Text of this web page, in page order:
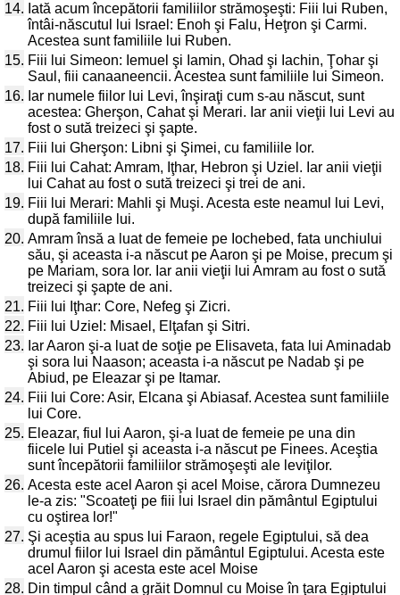
14. Iată acum începătorii familiilor strămoşeşti: Fiii lui Ruben,
întâi-născutul lui Israel: Enoh şi Falu, Heţron şi Carmi.
Acestea sunt familiile lui Ruben.
15. Fiii lui Simeon: Iemuel şi Iamin, Ohad şi Iachin, Ţohar şi
Saul, fiii canaaneencii. Acestea sunt familiile lui Simeon.
16. Iar numele fiilor lui Levi, înşiraţi cum s-au născut, sunt
acestea: Gherşon, Cahat şi Merari. Iar anii vieţii lui Levi au
fost o sută treizeci şi şapte.
17. Fiii lui Gherşon: Libni şi Şimei, cu familiile lor.
18. Fiii lui Cahat: Amram, Iţhar, Hebron şi Uziel. Iar anii vieţii
lui Cahat au fost o sută treizeci şi trei de ani.
19. Fiii lui Merari: Mahli şi Muşi. Acesta este neamul lui Levi,
după familiile lui.
20. Amram însă a luat de femeie pe Iochebed, fata unchiului
său, şi aceasta i-a născut pe Aaron şi pe Moise, precum şi
pe Mariam, sora lor. Iar anii vieţii lui Amram au fost o sută
treizeci şi şapte de ani.
21. Fiii lui Iţhar: Core, Nefeg şi Zicri.
22. Fiii lui Uziel: Misael, Elţafan şi Sitri.
23. Iar Aaron şi-a luat de soţie pe Elisaveta, fata lui Aminadab
şi sora lui Naason; aceasta i-a născut pe Nadab şi pe
Abiud, pe Eleazar şi pe Itamar.
24. Fiii lui Core: Asir, Elcana şi Abiasaf. Acestea sunt familiile
lui Core.
25. Eleazar, fiul lui Aaron, şi-a luat de femeie pe una din
fiicele lui Putiel şi aceasta i-a născut pe Finees. Aceştia
sunt începătorii familiilor strămoşeşti ale leviţilor.
26. Acesta este acel Aaron şi acel Moise, cărora Dumnezeu
le-a zis: "Scoateţi pe fiii lui Israel din pământul Egiptului
cu oştirea lor!"
27. Şi aceştia au spus lui Faraon, regele Egiptului, să dea
drumul fiilor lui Israel din pământul Egiptului. Acesta este
acel Aaron şi acesta este acel Moise
28. Din timpul când a grăit Domnul cu Moise în ţara Egiptului